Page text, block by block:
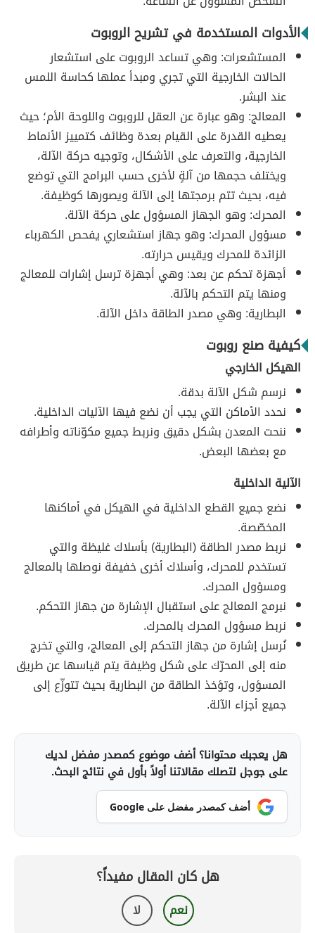
الأدوات المستخدمة في تشريح الروبوت
المستشعرات: وهي تساعد الروبوت على استشعار
الحالات الخارجية التي تجري ومبدأ عملها كحاسة اللمس
عند البشر.
المعالج: وهو عبارة عن العقل للروبوت واللوحة الأم؛ حيث
يعطيه القدرة على القيام بعدة وظائف كتمييز الأنماط
الخارجية، والتعرف على الأشكال، وتوجيه حركة الآلة،
ويختلف حجمها من آلةٍ لأخرى حسب البرامج التي توضع
فيه، بحيث تتم برمجتها إلى الآلة ويصورها كوظيفة.
المحرك: وهو الجهاز المسؤول على حركة الآلة.
مسؤول المحرك: وهو جهاز استشعاري يفحص الكهرباء
الزائدة للمحرك ويقيس حرارته.
أجهزة تحكم عن بعد: وهي أجهزة ترسل إشارات للمعالج
ومنها يتم التحكم بالآلة.
البطارية: وهي مصدر الطاقة داخل الآلة.
كيفية صنع روبوت
الهيكل الخارجي
نرسم شكل الآلة بدقة.
نحدد الأماكن التي يجب أن نضع فيها الآليات الداخلية.
ننحت المعدن بشكل دقيق ونربط جميع مكوّناته وأطرافه
مع بعضها البعض.
الآلية الداخلية
نضع جميع القطع الداخلية في الهيكل في أماكنها
المخصّصة.
نربط مصدر الطاقة (البطارية) بأسلاك غليظة والتي
تستخدم للمحرك، وأسلاك أخرى خفيفة نوصلها بالمعالج
ومسؤول المحرك.
نبرمج المعالج على استقبال الإشارة من جهاز التحكم.
نربط مسؤول المحرك بالمحرك.
نُرسل إشارة من جهاز التحكم إلى المعالج، والتي تخرج
منه إلى المحرّك على شكل وظيفة يتم قياسها عن طريق
المسؤول، وتؤخذ الطاقة من البطارية بحيث تتوزّع إلى
جميع أجزاء الآلة.
هل يعجبك محتوانا؟ أضف موضوع كمصدر مفضل لديك
على جوجل لتصلك مقالاتنا أولاً بأول في نتائج البحث.
أضف كمصدر مفضل على Google
هل كان المقال مفيداً؟
نعم لا